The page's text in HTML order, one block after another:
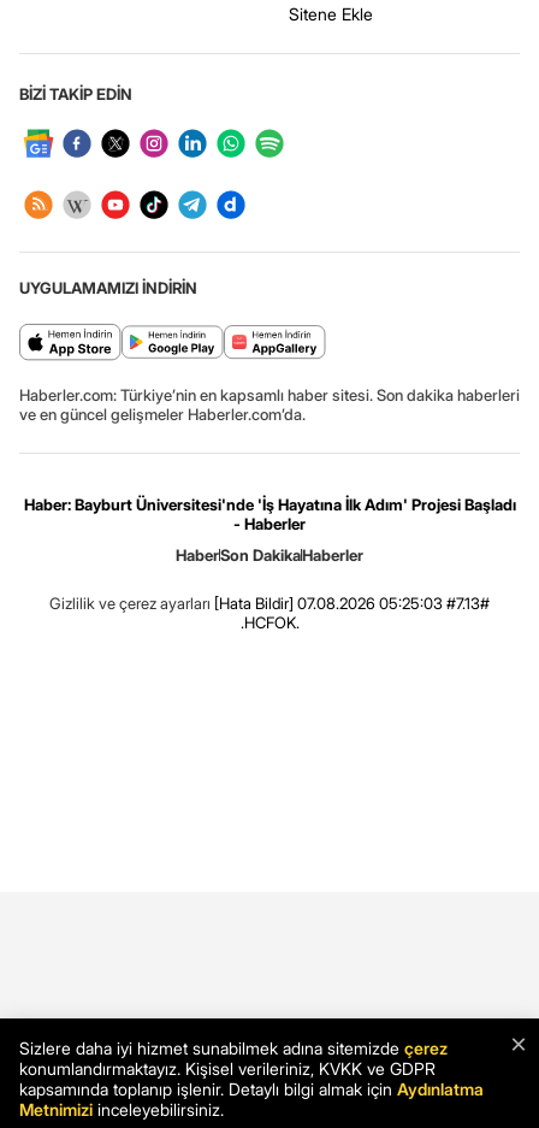
Sitene Ekle
BİZİ TAKİP EDİN
UYGULAMAMIZI İNDİRİN
Haberler.com: Türkiye’nin en kapsamlı haber sitesi. Son dakika haberleri
ve en güncel gelişmeler Haberler.com’da.
Haber: Bayburt Üniversitesi'nde 'İş Hayatına İlk Adım' Projesi Başladı
- Haberler
HaberSon DakikaHaberler
Gizlilik ve çerez ayarları [Hata Bildir] 07.08.2026 05:25:03 #7.13#
.HCFOK.
×
Sizlere daha iyi hizmet sunabilmek adına sitemizde çerez
konumlandırmaktayız. Kişisel verileriniz, KVKK ve GDPR
kapsamında toplanıp işlenir. Detaylı bilgi almak için Aydınlatma
Metnimizi inceleyebilirsiniz.